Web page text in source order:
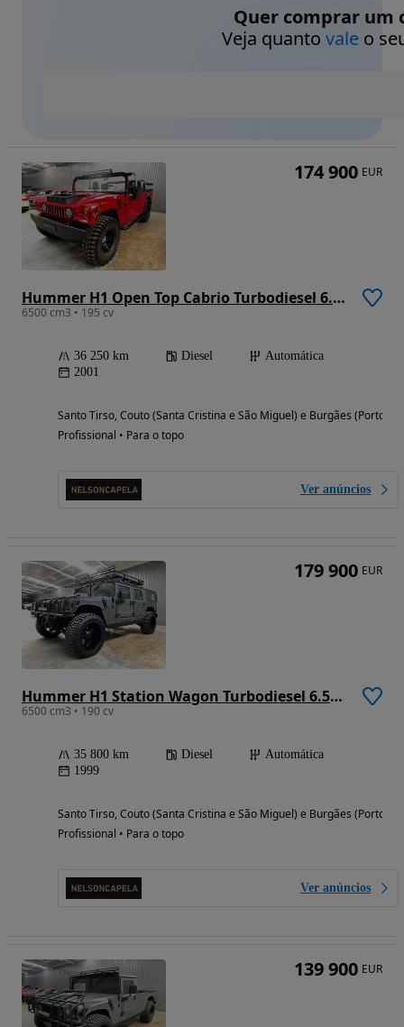
Quer comprar um
Veja quanto valeo
Hummer H1 Open Top Cabrio Turbodiesel 6.5 V8 Custom
6500 cm3 • 195 cv
36 250 km Diesel
Automática
2001
Santo Tirso, Couto (Santa Cristina e São Miguel) e Burgães (Porto)
Profissional • Para o topo
Ver anúncios
174 900 EUR
Hummer H1 Station Wagon Turbodiesel 6.5L V8 Custom
6500 cm3 • 190 cv
35 800 km Diesel
Automática
1999
Santo Tirso, Couto (Santa Cristina e São Miguel) e Burgães (Porto)
Profissional • Para o topo
Ver anúncios
179 900 EUR
139 900 EUR